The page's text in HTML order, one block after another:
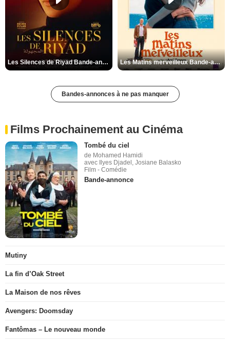
Les Silences de Riyad Bande-annonce VO STFR Les Matins merveilleux Bande-annonce VF
Bandes-annonces à ne pas manquer
Films Prochainement au Cinéma
Tombé du ciel
de Mohamed Hamidi
avec Ilyes Djadel, Josiane Balasko
Film - Comédie
Bande-annonce
Mutiny
La fin d’Oak Street
La Maison de nos rêves
Avengers: Doomsday
Fantômas – Le nouveau monde